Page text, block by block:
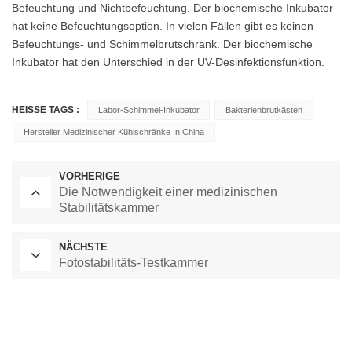
Befeuchtung und Nichtbefeuchtung. Der biochemische Inkubator
hat keine Befeuchtungsoption. In vielen Fällen gibt es keinen
Befeuchtungs- und Schimmelbrutschrank. Der biochemische
Inkubator hat den Unterschied in der UV-Desinfektionsfunktion.
HEISSE TAGS : Labor-Schimmel-Inkubator Bakterienbrutkästen
Hersteller Medizinischer Kühlschränke In China
VORHERIGE
Die Notwendigkeit einer medizinischen
Stabilitätskammer
NÄCHSTE
Fotostabilitäts-Testkammer